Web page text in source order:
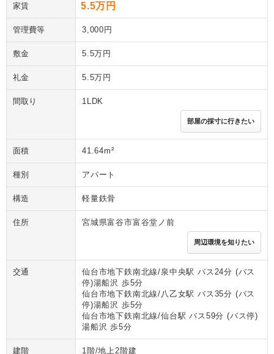
家賃 5.5万円
管理費等 3,000円
敷金 5.5万円
礼金 5.5万円
間取り 1LDK
部屋の採寸に行きたい
面積 41.64m²
種別 アパート
構造 軽量鉄骨
住所 宮城県富谷市富谷堂ノ前
周辺環境を知りたい
交通
仙台市地下鉄南北線/泉中央駅 バス24分 (バス
停)湯船沢 歩5分
仙台市地下鉄南北線/八乙女駅 バス35分 (バス
停)湯船沢 歩5分
仙台市地下鉄南北線/仙台駅 バス59分 (バス停)
湯船沢 歩5分
建階 1階/地上2階建